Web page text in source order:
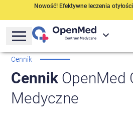
Nowość! Efektywne leczenia
Cennik
Cennik OpenMed
Medyczne